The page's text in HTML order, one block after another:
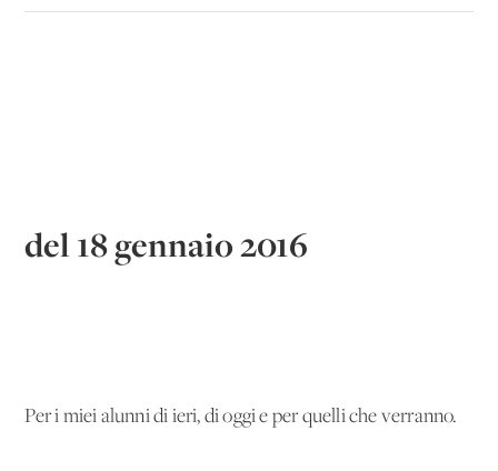
del 18 gennaio 2016
Per i miei alunni di ieri, di oggi e per quelli che verranno.